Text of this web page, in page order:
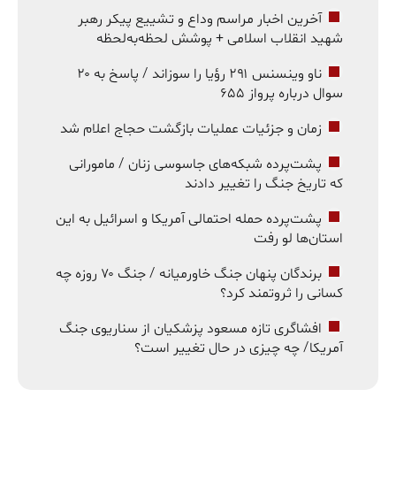
آخرین اخبار مراسم وداع و تشییع پیکر رهبر
شهید انقلاب اسلامی + پوشش لحظه‌به‌لحظه
ناو وینسنس ۲۹۱ رؤیا را سوزاند / پاسخ به ۲۰
سوال درباره پرواز ۶۵۵
زمان و جزئیات عملیات بازگشت حجاج اعلام شد
پشت‌پرده شبکه‌های جاسوسی زنان / مامورانی
که تاریخ جنگ را تغییر دادند
پشت‌پرده حمله احتمالی آمریکا و اسرائیل به این
استان‌ها لو رفت
برندگان پنهان جنگ خاورمیانه / جنگ ۷۰ روزه چه
کسانی را ثروتمند کرد؟
افشاگری تازه مسعود پزشکیان از سناریوی جنگ
آمریکا/ چه چیزی در حال تغییر است؟